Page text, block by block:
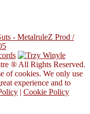
® All Rights Reserved.
of cookies. We only use
experience and to
| Cookie Policy